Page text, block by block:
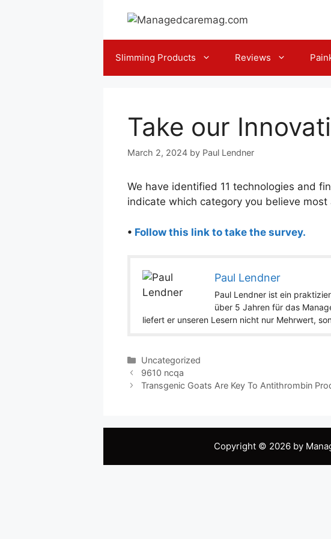
Slimming Products Reviews
Take our
March 2, 2024 by Paul Lendner
We have identified 11 technologies and
indicate which category you believe
• Follow this link to take the survey.
Paul Lendner
Paul Lendner ist ein
über 5 Jahren für das
liefert er unseren Lesern nicht nur Mehrwert,
Categories
Uncategorized
9610 ncqa
Transgenic Goats Are Key To Antithrombin
Copyright © 2026 by